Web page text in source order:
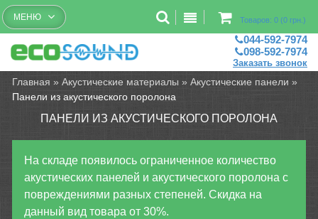
Бесплатный рассчет помещений
Товаров: 0 (0 грн.)
МЕНЮ
044-592-7974
098-592-7974
Заказать звонок
Главная »Акустические материалы »Акустические панели »
Панели из акустического поролона
ПАНЕЛИ ИЗ АКУСТИЧЕСКОГО ПОРОЛОНА
На складе появилось ограниченное количество
акустических панелей и акустического поролона с
повреждениями разных степеней. Скидка на
данный вид товара от 30%.